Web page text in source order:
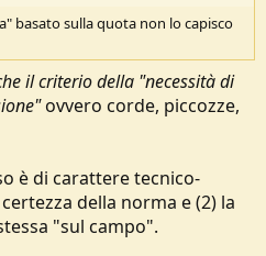
basato sulla quota non lo capisco
il criterio della "necessità di
ovvero corde, piccozze,
è di carattere tecnico-
della norma e (2) la
"sul campo".